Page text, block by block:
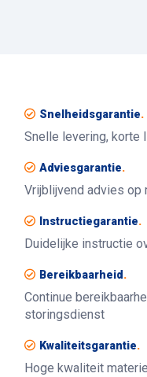
Snelheidsgarantie.
Snelle levering, korte
Adviesgarantie.
Vrijblijvend advies op
Instructiegarantie.
Duidelijke instructie
Bereikbaarheid .
Continue
storingsdienst
Kwaliteitsgarantie.
Hoge kwaliteit